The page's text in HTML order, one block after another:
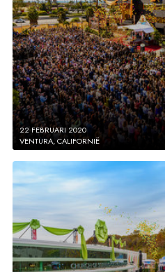
22 FEBRUARI 2020
VENTURA, CALIFORNIË